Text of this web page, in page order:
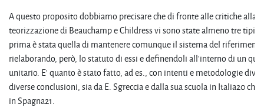
A questo proposito dobbiamo precisare che di fronte alle critiche alla
teorizzazione di Beauchamp e Childress vi sono state almeno tre tipi
prima è stata quella di mantenere comunque il sistema del
rielaborando, però, lo statuto di essi e definendoli all'interno di un
unitario. E' quanto è stato fatto, ad es., con intenti e metodologie
diverse conclusioni, sia da E. Sgreccia e dalla sua scuola in Italia20 che
in Spagna21.